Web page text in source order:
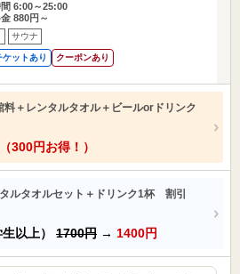
6:00～25:00
880円～
サウナ
ケットあり クーポンあり
料＋レンタルタオル＋ビールorドリンク
300円お得！）
ルタオルセット＋ドリンク1杯 割引
以上） 1700円 → 1400円